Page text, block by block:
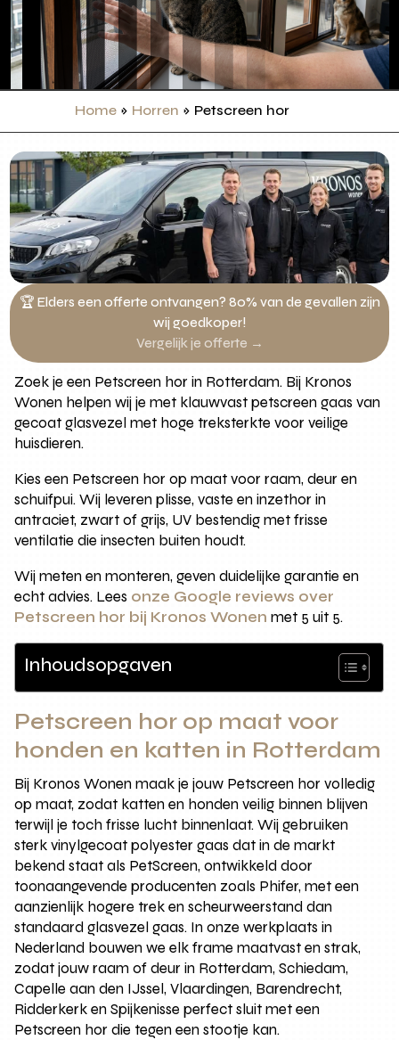
Home» Horren » Petscreen hor
🏆 Elders een offerte ontvangen? 80% van de gevallen zijn
wij goedkoper!
Vergelijk je offerte →
Zoek je een Petscreen hor in Rotterdam. Bij Kronos
Wonen helpen wij je met klauwvast petscreen gaas van
gecoat glasvezel met hoge treksterkte voor veilige
huisdieren.
Kies een Petscreen hor op maat voor raam, deur en
schuifpui. Wij leveren plisse, vaste en inzethor in
antraciet, zwart of grijs, UV bestendig met frisse
ventilatie die insecten buiten houdt.
Wij meten en monteren, geven duidelijke garantie en
echt advies. Lees onze Google reviews over
Petscreen hor bij Kronos Wonen met 5 uit 5.
Inhoudsopgaven
Petscreen hor op maat voor
honden en katten in Rotterdam
Bij Kronos Wonen maak je jouw Petscreen hor volledig
op maat, zodat katten en honden veilig binnen blijven
terwijl je toch frisse lucht binnenlaat. Wij gebruiken
sterk vinylgecoat polyester gaas dat in de markt
bekend staat als PetScreen, ontwikkeld door
toonaangevende producenten zoals Phifer, met een
aanzienlijk hogere trek en scheurweerstand dan
standaard glasvezel gaas. In onze werkplaats in
Nederland bouwen we elk frame maatvast en strak,
zodat jouw raam of deur in Rotterdam, Schiedam,
Capelle aan den IJssel, Vlaardingen, Barendrecht,
Ridderkerk en Spijkenisse perfect sluit met een
Petscreen hor die tegen een stootje kan.